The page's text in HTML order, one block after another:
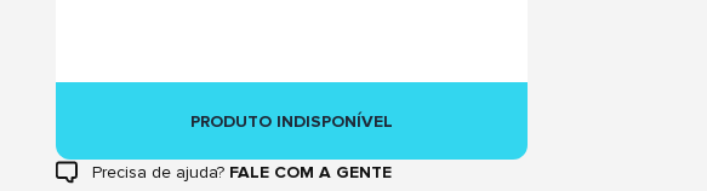
PRODUTO INDISPONÍVEL
Precisa de ajuda? FALE COM A GENTE